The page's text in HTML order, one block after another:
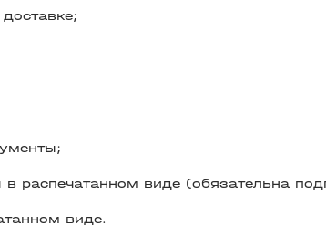
распечатанном виде (обязательна
виде.